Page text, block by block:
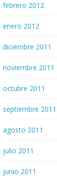
febrero 2012
enero 2012
diciembre 2011
noviembre 2011
octubre 2011
septiembre 2011
agosto 2011
julio 2011
junio 2011